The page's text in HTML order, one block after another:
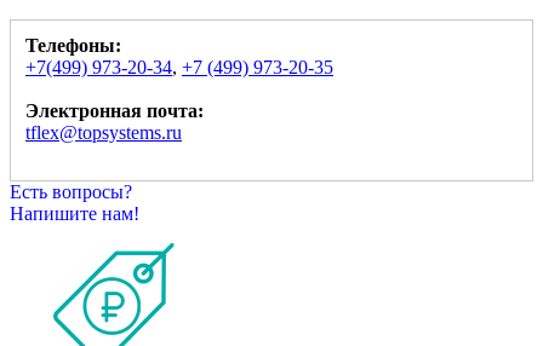
Телефоны:
+7(499) 973-20-34, +7 (499) 973-20-35
Электронная почта:
tflex@topsystems.ru
Есть вопросы?
Напишите нам!